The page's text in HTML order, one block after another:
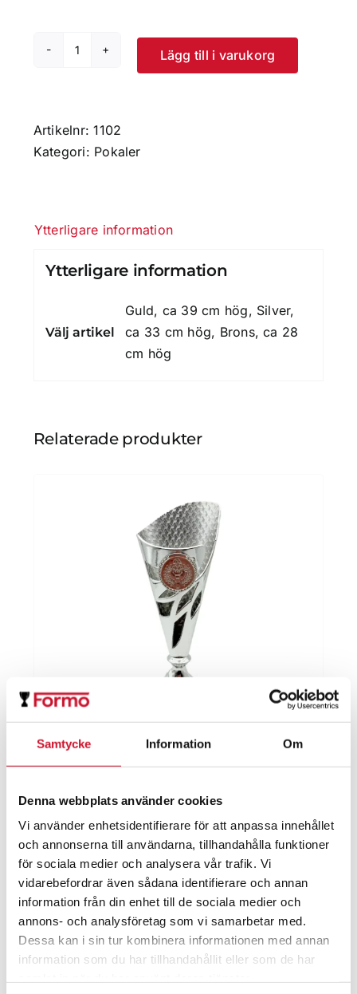
Samtycke Information Om
Denna webbplats använder cookies
Vi använder enhetsidentifierare för att anpassa innehållet
och annonserna till användarna, tillhandahålla funktioner
för sociala medier och analysera vår trafik. Vi
vidarebefordrar även sådana identifierare och annan
information från din enhet till de sociala medier och
annons- och analysföretag som vi samarbetar med.
Dessa kan i sin tur kombinera informationen med annan
information som du har tillhandahållit eller som de har
Pokal
Lägg till i varukorg
Artikelnr:1102
Kategori: Pokaler
Ytterligare information
Ytterligare information
Välj artikel
Guld, ca 39 cm hög, Silver,
ca 33 cm hög, Brons, ca 28
cm hög
Relaterade produkter
55.00 kr 75.00
till
75.00kr